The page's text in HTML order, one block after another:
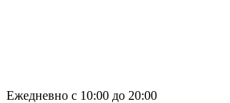
Ежедневно с 10:00 до 20:00